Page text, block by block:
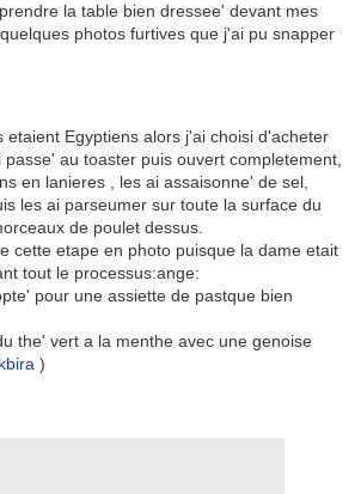
la table bien dressee' devant mes
photos furtives que j'ai pu snapper
etaient Egyptiens alors j'ai choisi d'acheter
au toaster puis ouvert completement,
en lanieres , les ai assaisonne' de sel,
les ai parseumer sur toute la surface du
de poulet dessus.
cette etape en photo puisque la dame etait
tout le processus:ange:
pour une assiette de pastque bien
the' vert a la menthe avec une genoise
)